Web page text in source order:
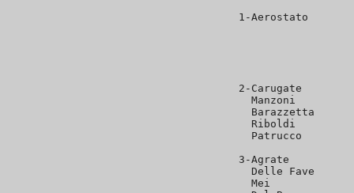
1-Aerostato
2-Carugate
Manzoni
Barazzetta
Riboldi
Patrucco
3-Agrate          -
Delle Fave
Mei